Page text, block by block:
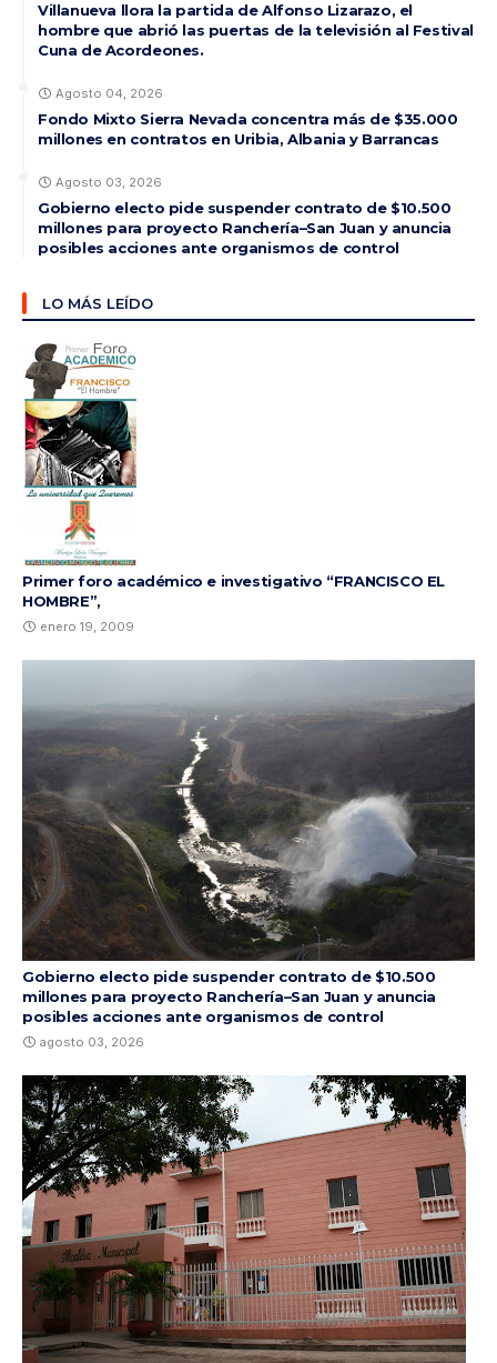
Villanueva llora la partida de Alfonso Lizarazo, el
hombre que abrió las puertas de la televisión al Festival
Cuna de Acordeones.
Agosto 04, 2026
Fondo Mixto Sierra Nevada concentra más de $35.000
millones en contratos en Uribia, Albania y Barrancas
Agosto 03, 2026
Gobierno electo pide suspender contrato de $10.500
millones para proyecto Ranchería–San Juan y anuncia
posibles acciones ante organismos de control
LO MÁS LEÍDO
Primer foro académico e investigativo “FRANCISCO EL
HOMBRE”,
enero 19, 2009
Gobierno electo pide suspender contrato de $10.500
millones para proyecto Ranchería–San Juan y anuncia
posibles acciones ante organismos de control
agosto 03, 2026